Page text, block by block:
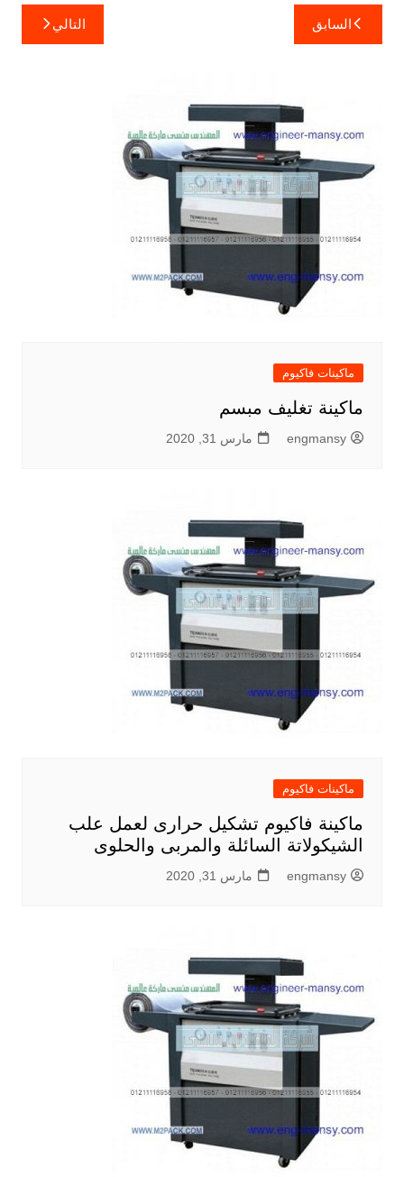
تصفّح
المقالات
السابق التالي
ماكينات فاكيوم
ماكينة تغليف مبسم
engmansy مارس 31, 2020
ماكينات فاكيوم
ماكينة فاكيوم تشكيل حرارى لعمل علب
الشيكولاتة السائلة والمربى والحلوى
engmansy مارس 31, 2020